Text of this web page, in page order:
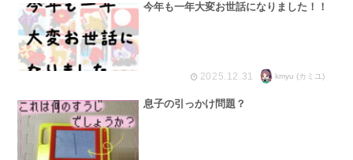
今年も一年大変お世話になりました！！
2025.12.31 kmyu (カミユ)
息子の引っかけ問題？